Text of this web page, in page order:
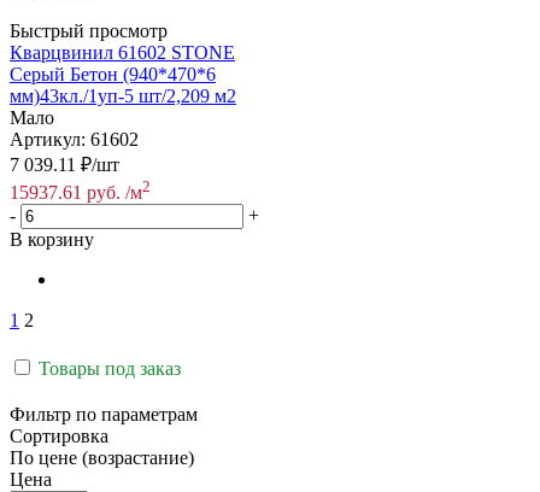
Быстрый просмотр
Кварцвинил 61602 STONE
Серый Бетон (940*470*6
мм)43кл./1уп-5 шт/2,209 м2
Мало
Артикул: 61602
7 039.11 ₽/шт
15937.61 руб. /м2
-
+
В корзину
1 2
Товары под заказ
Фильтр по параметрам
Сортировка
По цене (возрастание)
Цена